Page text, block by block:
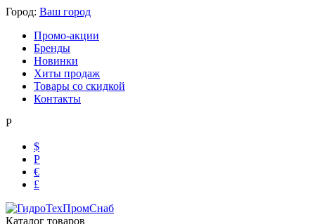
Город: Ваш город
Промо-акции
Бренды
Новинки
Хиты продаж
Товары со скидкой
Контакты
Р
$
Р
€
£
Каталог товаров